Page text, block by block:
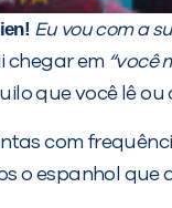
Eu vou com a
chegar em “você
que você lê
com
o espanhol que